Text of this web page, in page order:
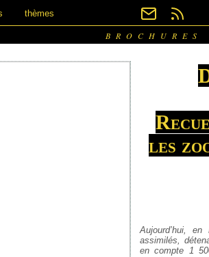
thèmes
BROCHURES
les
Aujourd’hui,
assimilés,
en compte 1